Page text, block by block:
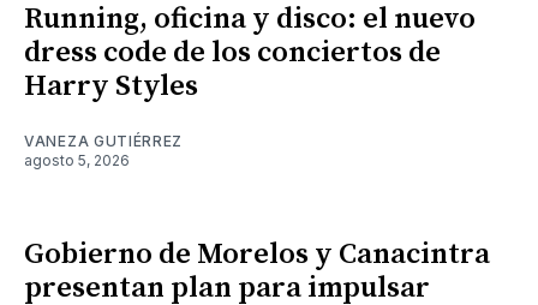
Running, oficina y disco: el nuevo
dress code de los conciertos de
Harry Styles
VANEZA GUTIÉRREZ
agosto 5, 2026
Gobierno de Morelos y Canacintra
presentan plan para impulsar